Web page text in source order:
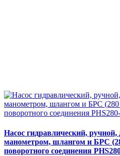
Насос гидравлический, ручной,
манометром, шлангом и БРС
поворотного соединения